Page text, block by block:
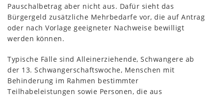
Pauschalbetrag aber nicht aus. Dafür sieht das
Bürgergeld zusätzliche Mehrbedarfe vor, die auf Antrag
oder nach Vorlage geeigneter Nachweise bewilligt
werden können.
Typische Fälle sind Alleinerziehende, Schwangere ab
der 13. Schwangerschaftswoche, Menschen mit
Behinderung im Rahmen bestimmter
Teilhabeleistungen sowie Personen, die aus